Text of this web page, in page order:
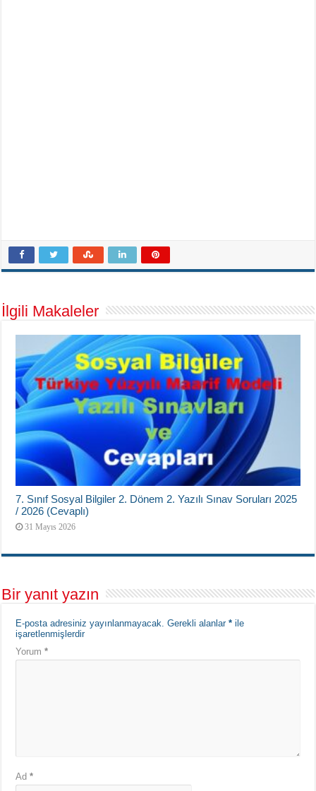
İlgili Makaleler
7. Sınıf Sosyal Bilgiler 2. Dönem 2. Yazılı Sınav Soruları 2025
/ 2026 (Cevaplı)
31 Mayıs 2026
Bir yanıt yazın
E-posta adresiniz yayınlanmayacak. Gerekli alanlar* ile
işaretlenmişlerdir
Yorum*
Ad*